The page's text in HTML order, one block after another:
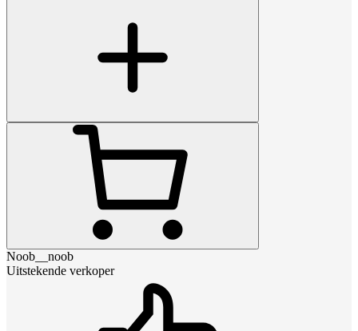
Noob__noob
Uitstekende verkoper